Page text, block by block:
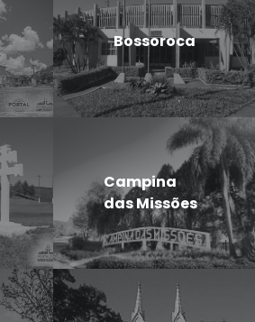
Bossoroca
Campina
das Missões